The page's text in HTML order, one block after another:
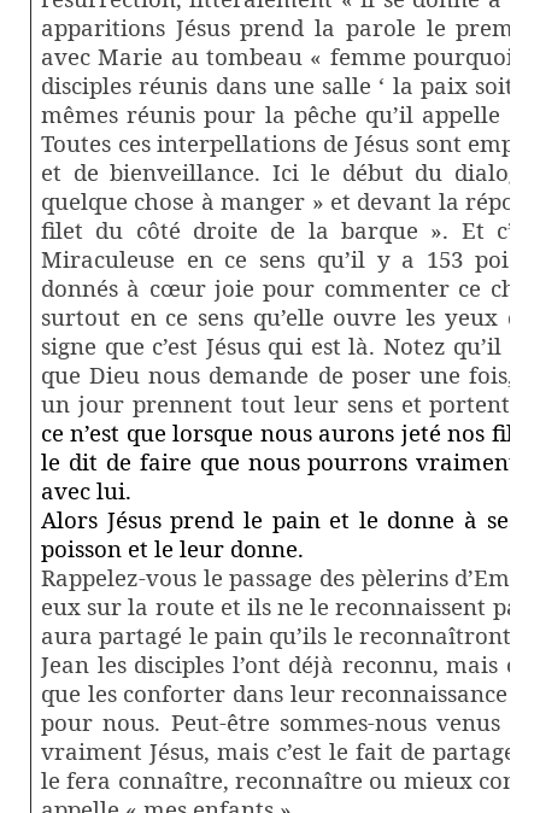
apparitions Jésus prend la parole le
avec Marie au tombeau « femme pourquoi
disciples réunis dans une salle ‘ la paix soit
mêmes réunis pour la pêche qu’il appelle
Toutes ces interpellations de Jésus sont
et de bienveillance. Ici le début du
quelque chose à manger » et devant la
filet du côté droite de la barque ». Et
Miraculeuse en ce sens qu’il y a 153
donnés à cœur joie pour commenter ce
surtout en ce sens qu’elle ouvre les yeux
signe que c’est Jésus qui est là. Notez qu’il y
que Dieu nous demande de poser une fois,
un jour prennent tout leur sens et portent
ce n’est que lorsque nous aurons jeté nos
le dit de faire que nous pourrons vraiment
avec lui.
Alors Jésus prend le pain et le donne à ses
poisson et le leur donne.
Rappelez-vous le passage des pèlerins
eux sur la route et ils ne le reconnaissent pas.
aura partagé le pain qu’ils le reconnaîtront.
Jean les disciples l’ont déjà reconnu, mais
que les conforter dans leur reconnaissance
pour nous. Peut-être sommes-nous venus
vraiment Jésus, mais c’est le fait de
le fera connaître, reconnaître ou mieux